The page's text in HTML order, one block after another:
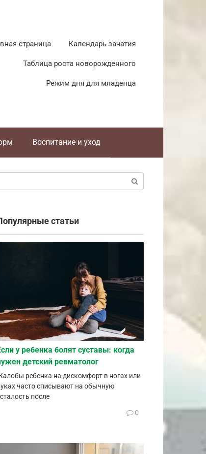
страница Календарь зачатия
Таблица роста новорожденного
Режим дня для младенца
Воспитание и уход
статьи
у ребенка болят суставы: когда
детский ревматолог
ребенка на дискомфорт в ногах или
часто списывают на обычную
после
0